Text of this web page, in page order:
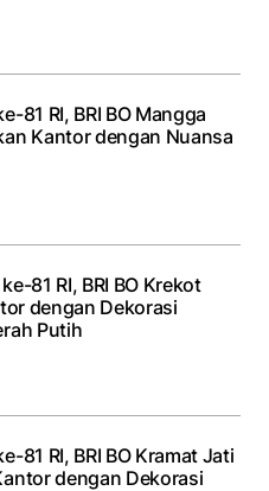
81 RI, BRI BO Mangga
Kantor dengan Nuansa
81 RI, BRI BO Krekot
dengan Dekorasi
Putih
81 RI, BRI BO Kramat Jati
dengan Dekorasi